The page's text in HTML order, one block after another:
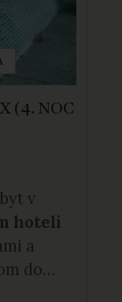
(4. NOC
v
hoteli
a
do